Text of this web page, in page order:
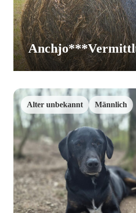
Alter unbekannt Männlich